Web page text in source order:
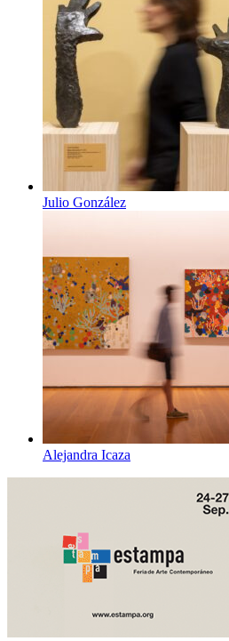
Julio González
Alejandra Icaza